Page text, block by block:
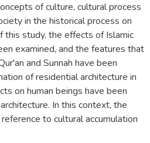
of culture, cultural process
in the historical process on
this study, the effects of Islamic
examined, and the features that
and Sunnah have been
of residential architecture in
on human beings have been
In this context, the
to cultural accumulation